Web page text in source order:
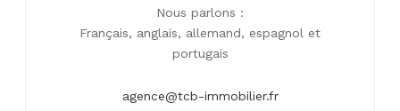
Nous parlons :
Français, anglais, allemand, espagnol et
portugais
agence@tcb-immobilier.fr